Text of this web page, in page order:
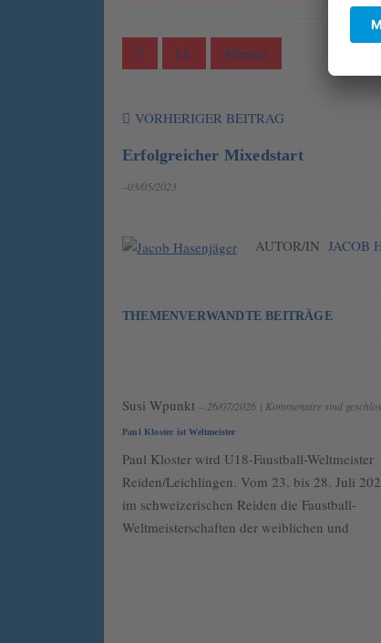
LL Männer
VORHERIGER BEITRAG
Erfolgreicher Mixedstart
–03/05/2023
AUTOR/IN JACOB
THEMENVERWANDTE BEITRÄGE
Susi Wpunkt – 26/07/2026 | Kommentare sind
Paul Kloster ist Weltmeister
Paul Kloster wird U18-Faustball-Weltmeister
Reiden/Leichlingen. Vom 23. bis 28. Juli
im schweizerischen Reiden die Faustball-
Weltmeisterschaften der weiblichen und